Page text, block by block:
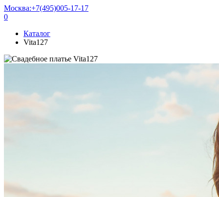
Москва:+7(495)005-17-17
0
Каталог
Vita127